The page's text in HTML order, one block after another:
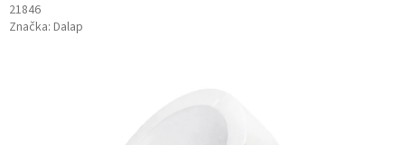
21846
Značka: Dalap